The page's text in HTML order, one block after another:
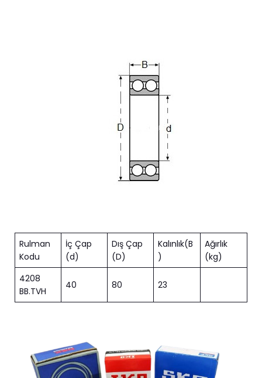
Rulman
Kodu
İç Çap
(d)
Dış Çap
(D)
Kalınlık(B
)
Ağırlık
(kg)
4208
BB.TVH
40 80 23